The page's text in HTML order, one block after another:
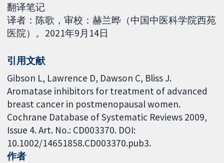
翻译笔记
译者：陈歌，审校：赫兰晔（中国中医科学院西苑
医院）。2021年9月14日
引用文献
Gibson L, Lawrence D, Dawson C, Bliss J.
Aromatase inhibitors for treatment of advanced
breast cancer in postmenopausal women.
Cochrane Database of Systematic Reviews 2009,
Issue 4. Art. No.: CD003370. DOI:
10.1002/14651858.CD003370.pub3.
作者